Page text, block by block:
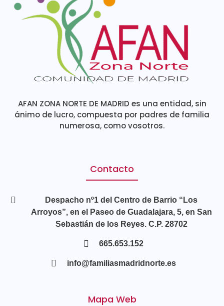
AFAN ZONA NORTE DE MADRID es una entidad, sin
ánimo de lucro, compuesta por padres de familia
numerosa, como vosotros.
Contacto
Despacho nº1 del Centro de Barrio “Los
Arroyos”, en el Paseo de Guadalajara, 5, en San
Sebastián de los Reyes. C.P. 28702
665.653.152
info@familiasmadridnorte.es
Mapa Web